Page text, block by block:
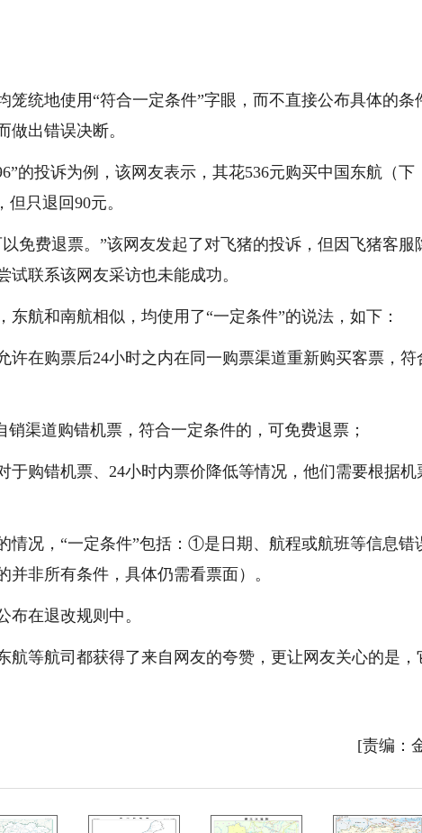
笼统地使用“符合一定条件”字眼，而不直接公布具体的条
做出错误决断。
的投诉为例，该网友表示，其花536元购买中国东航（下
只退回90元。
免费退票。”该网友发起了对飞猪的投诉，但因飞猪客服
联系该网友采访也未能成功。
航和南航相似，均使用了“一定条件”的说法，如下：
在购票后24小时之内在同一购票渠道重新购买客票，符
渠道购错机票，符合一定条件的，可免费退票；
于购错机票、24小时内票价降低等情况，他们需要根据机
情况，“一定条件”包括：①是日期、航程或航班等信息错
非所有条件，具体仍需看票面）。
布在退改规则中。
航等航司都获得了来自网友的夸赞，更让网友关心的是，
[责编：